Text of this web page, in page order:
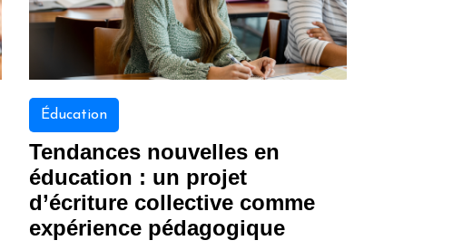
Éducation
Tendances nouvelles en
éducation : un projet
d’écriture collective comme
expérience pédagogique